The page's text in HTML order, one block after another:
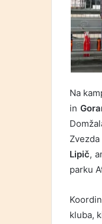
Na
in
Lipič,
parku
kluba,